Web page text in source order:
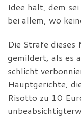
Idee hält, dem
bei allem, wo
Die Strafe dieses
gemildert, als es
schlicht
Hauptgerichte,
Risotto zu 10